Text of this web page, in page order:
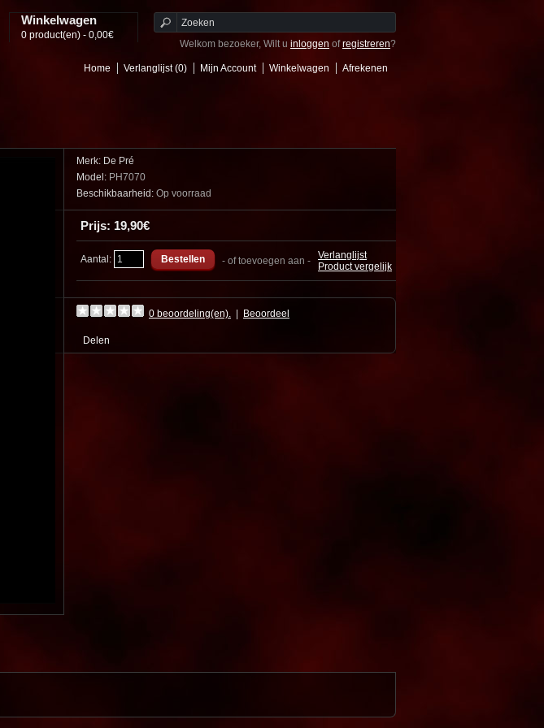
Winkelwagen
0 product(en) - 0,00€
Welkom bezoeker, Wilt u inloggen ofregistreren?
Home Verlanglijst (0) Mijn Account Winkelwagen
Afrekenen
Merk: De Pré
Model: PH7070
Beschikbaarheid: Op voorraad
Prijs: 19,90€
Aantal: - of toevoegen aan - Verlanglijst
Product vergelijk
0 beoordeling(en). Beoordeel
Delen